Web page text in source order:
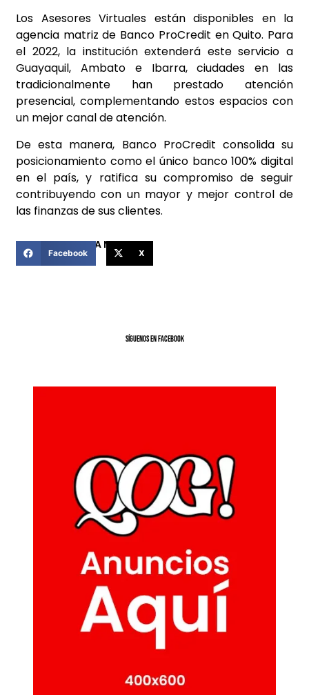
Los Asesores Virtuales están disponibles en la
agencia matriz de Banco ProCredit en Quito. Para
el 2022, la institución extenderá este servicio a
Guayaquil, Ambato e Ibarra, ciudades en las
tradicionalmente han prestado atención
presencial, complementando estos espacios con
un mejor canal de atención.
De esta manera, Banco ProCredit consolida su
posicionamiento como el único banco 100% digital
en el país, y ratifica su compromiso de seguir
contribuyendo con un mayor y mejor control de
las finanzas de sus clientes.
COMPARTIR ESTA NOTICIA
Facebook X
SíGUENOS EN FACEBOOK